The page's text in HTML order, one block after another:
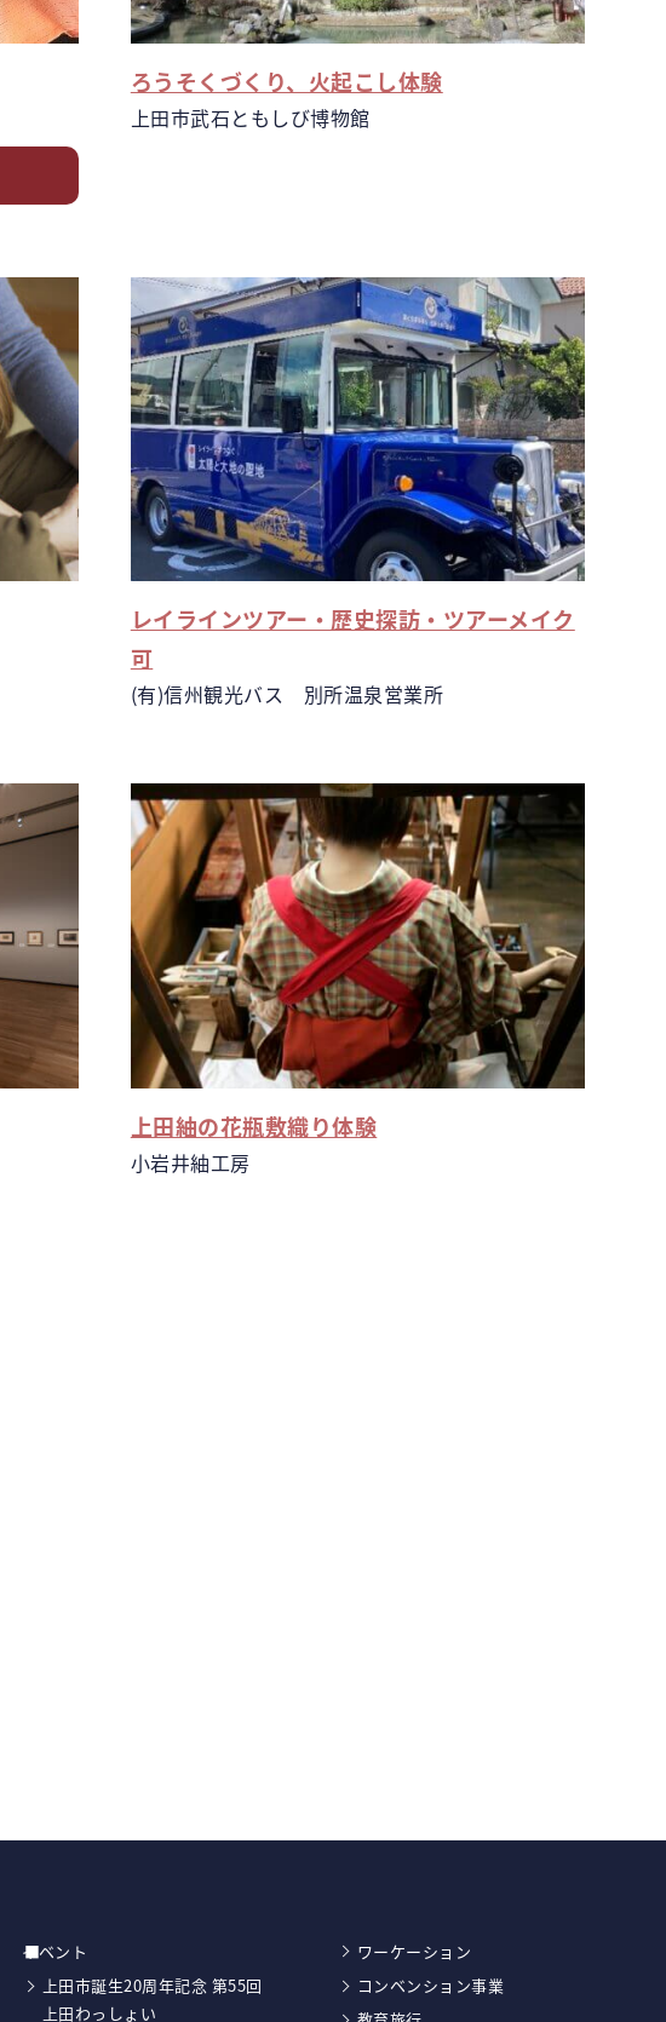
ろうそくづくり、火起こし体験
上田市武石ともしび博物館
レイラインツアー・歴史探訪・ツアーメイク
可
(有)信州観光バス 別所温泉営業所
上田紬の花瓶敷織り体験
小岩井紬工房
イベント
上田市誕生20周年記念 第55回
上田わっしょい
ワーケーション
コンベンション事業